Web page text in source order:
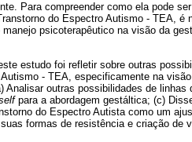
Para compreender como ela pode
do Espectro Autismo - TEA, é
psicoterapêutico na visão da
estudo foi refletir sobre outras
- TEA, especificamente na
outras possibilidades de linhas
para a abordagem gestáltica; (c)
do Espectro Autista como um
formas de resistência e criação de